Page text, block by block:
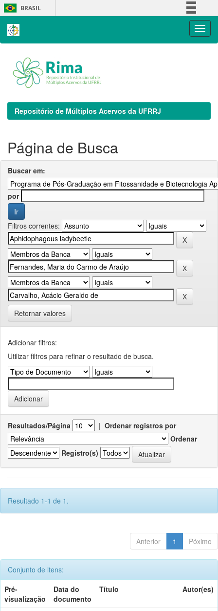
Skip
navigation
BRASIL
Repositório de Múltiplos Acervos da UFRRJ
Página de Busca
Buscar em:
por
Filtros correntes:
Retornar valores
Adicionar filtros:
Utilizar filtros para refinar o resultado de busca.
Resultados/Página | Ordenar registros por
Ordenar
Registro(s)
Resultado 1-1 de 1.
Anterior 1 Póximo
Conjunto de itens:
Pré-
visualização
Data do
documento
Título Autor(es)